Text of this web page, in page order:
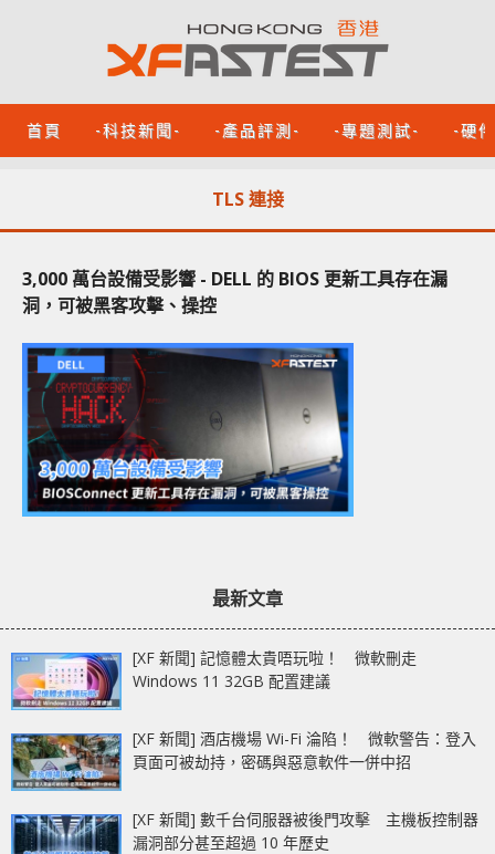
首頁 -科技新聞- -產品評測- -專題測試- -硬
TLS 連接
3,000 萬台設備受影響 - DELL 的 BIOS 更新工具存在漏
洞，可被黑客攻擊、操控
最新文章
[XF 新聞] 記憶體太貴唔玩啦！ 微軟刪走
Windows 11 32GB 配置建議
[XF 新聞] 酒店機場 Wi-Fi 淪陷！ 微軟警告：登入
頁面可被劫持，密碼與惡意軟件一併中招
[XF 新聞] 數千台伺服器被後門攻擊 主機板控制器
漏洞部分甚至超過 10 年歷史